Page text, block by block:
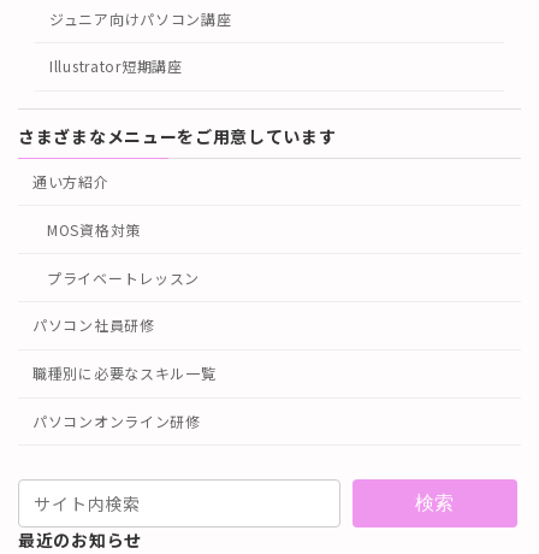
ジュニア向けパソコン講座
Illustrator短期講座
さまざまなメニューをご用意しています
通い方紹介
MOS資格対策
プライベートレッスン
パソコン社員研修
職種別に必要なスキル一覧
パソコンオンライン研修
検索
最近のお知らせ